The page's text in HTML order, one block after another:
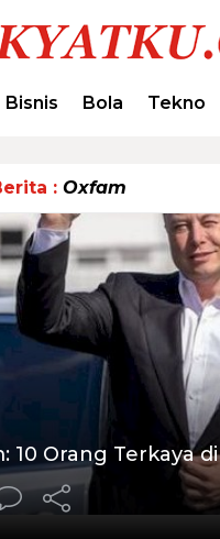
Bisnis Bola Tekno
: Oxfam
10 Orang Terkaya